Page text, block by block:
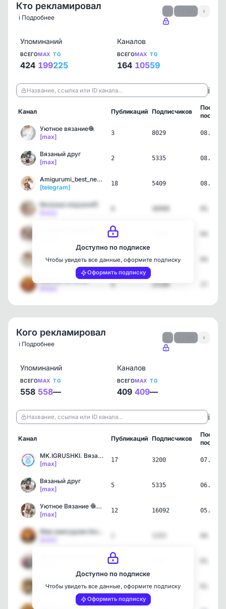
Кто рекламировал
ℹ️ Подробнее
›
Упоминаний
ВСЕГО
424
MAX
199
TG
225
Каналов
ВСЕГО
164
MAX
105
TG
59
Название, ссылка или ID канала… ℹ️
Канал Публикаций Подписчиков
пост
Уютное вязание🧶
[max]
3 8029
Вязаный друг
[max]
2 5335
Amigurumi_best_new. Амиг…
[telegram]
18 5409
Вязаные игрушки🧸
12
[telegram]
5 3486
Вкусно по госту
8 24180
Доступно по подписке
Чтобы увидеть все данные, оформите подписку
Оформить подписку
Кого рекламировал
ℹ️ Подробнее
›
Упоминаний
ВСЕГО
558
MAX
558
TG
—
Каналов
ВСЕГО
409
MAX
409
TG
—
Название, ссылка или ID канала… ℹ️
Канал Публикаций Подписчиков
пост
MK.IGRUSHKI. Вязаные игр…
[max]
17 3200
Вязаный друг
[max]
5 5335
Уютное Вязание 🧶• Амигур…
[max]
12 16092
1
[max]
2 3449
Вкусно по госту
Доступно по подписке
Чтобы увидеть все данные, оформите подписку
Оформить подписку